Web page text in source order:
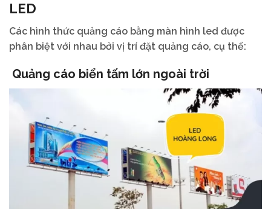
LED
Các hình thức quảng cáo bằng màn hình led được
phân biệt với nhau bởi vị trí đặt quảng cáo, cụ thể:
Quảng cáo biển tấm lớn ngoài trời